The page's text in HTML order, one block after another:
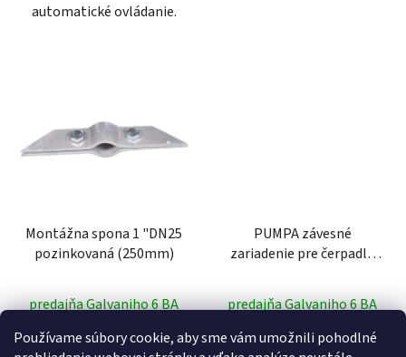
Používame súbory cookie, aby sme vám umožnili pohodlné
automatické ovládanie.
Montážna spona 1 "DN25
pozinkovaná (250mm)
predajňa Galvaniho 6 BA
17 €
PUMPA závesné
zariadenie pre čerpadlá
predajňa Galvaniho 6 BA
13,23 €